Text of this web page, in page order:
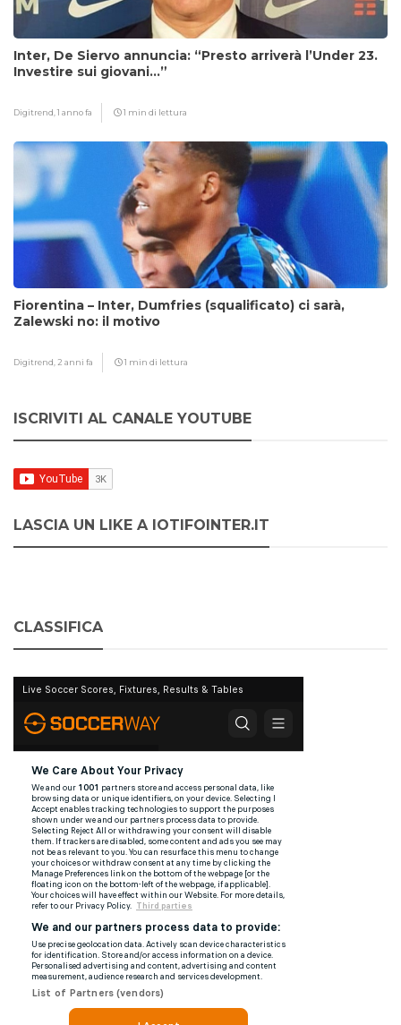
Inter, De Siervo annuncia: “Presto arriverà l’Under 23.
Investire sui giovani…”
Digitrend,1 anno fa 1 min di lettura
Fiorentina – Inter, Dumfries (squalificato) ci sarà,
Zalewski no: il motivo
Digitrend, 2 anni fa 1 min di lettura
ISCRIVITI AL CANALE YOUTUBE
LASCIA UN LIKE A IOTIFOINTER.IT
CLASSIFICA